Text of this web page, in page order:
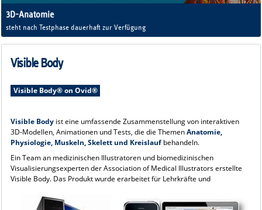
3D-Anatomie
steht nach Testphase dauerhaft zur Verfügung
Visible Body
Visible Body® on Ovid®
Visible Bodyist eine umfassende Zusammenstellung von interaktiven
3D-Modellen, Animationen und Tests, die die ThemenAnatomie,
Physiologie, Muskeln, Skelett und Kreislaufbehandeln.
Ein Team an medizinischen Illustratoren und biomedizinischen
Visualisierungsexperten der Association of Medical Illustrators erstellte
Visible Body.Das Produkt wurde erarbeitet für Lehrkräfte und